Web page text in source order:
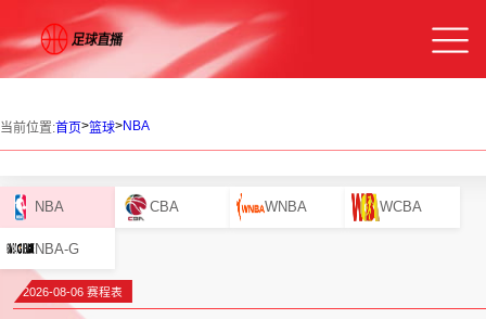
当前位置:首页>篮球>NBA
NBA CBA WNBA WCBA
NBA-G
2026-08-06 赛程表